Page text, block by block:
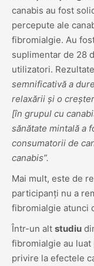
canabis au fost
percepute ale
fibromialgie. Au
suplimentar de 28
utilizatori.
semnificativă a
relaxării și o
[în grupul cu
sănătate mintală a
consumatorii de
canabis”.
Mai mult, este de
participanți nu a
fibromialgie atunci
Într-un alt studiu
fibromialgie au
privire la efectele